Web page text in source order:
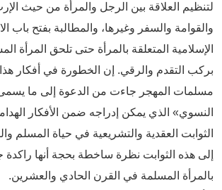
لتنظيم العلاقة بين الرجل والمرأة من حيث
والقوامة والسفر وغيرها، والمطالبة بفتح باب
الإسلامية المتعلقة بالمرأة حتى تلحق المرأة
بركب التقدم والرقي. إن الخطورة في أفكار
مسلمات المهجر جاءت من الدعوة إلى ما يسمى
النسوي» الذي يمكن إدراجه ضمن الأفكار
الثوابت العقدية والتشريعية في حياة المسلم
إلى هذه الثوابت نظرة ساخطة بحجة أنها راكدة
بالمرأة المسلمة في القرن الحادي والعشرين.